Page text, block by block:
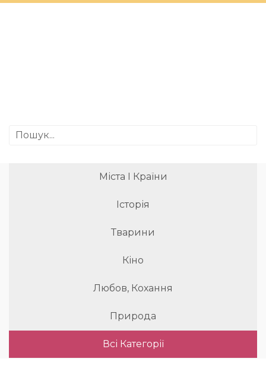
Міста І Країни
Історія
Тварини
Кіно
Любов, Кохання
Природа
Всі Категорії